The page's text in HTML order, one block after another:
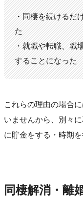
・同棲を続けるだ
た
・就職や転職、職
することになった
これらの理由の場合
いませんから、別々
に貯金をする・時期
同棲解消・離